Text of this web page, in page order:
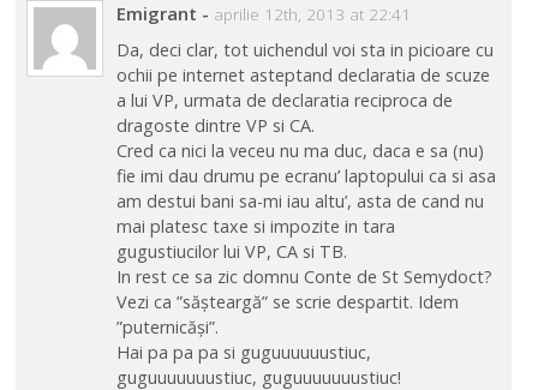
Emigrant - aprilie 12th, 2013 at 22:41
Da, deci clar, tot uichendul voi sta in picioare cu
ochii pe internet asteptand declaratia de scuze
a lui VP, urmata de declaratia reciproca de
dragoste dintre VP si CA.
Cred ca nici la veceu nu ma duc, daca e sa (nu)
fie imi dau drumu pe ecranu’ laptopului ca si asa
am destui bani sa-mi iau altu’, asta de cand nu
mai platesc taxe si impozite in tara
gugustiucilor lui VP, CA si TB.
In rest ce sa zic domnu Conte de St Semydoct?
Vezi ca ”sășteargă” se scrie despartit. Idem
”puternicăși”.
Hai pa pa pa si guguuuuuustiuc,
guguuuuuuustiuc, guguuuuuuustiuc!